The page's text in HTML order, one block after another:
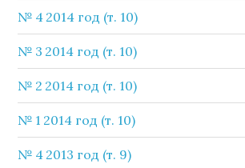
№ 4 2014 год (т. 10)
№ 3 2014 год (т. 10)
№ 2 2014 год (т. 10)
№ 1 2014 год (т. 10)
№ 4 2013 год (т. 9)